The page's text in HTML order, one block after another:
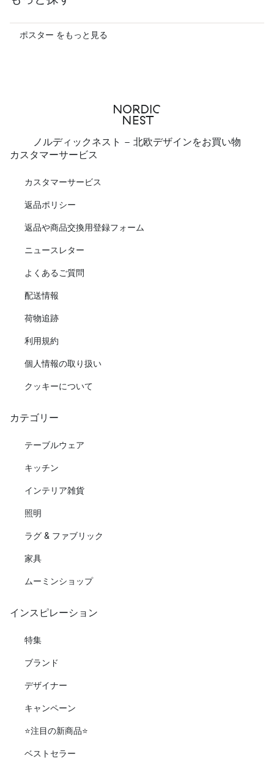
ポスター をもっと見る
ノルディックネスト - 北欧デザインをお買い物
カスタマーサービス
カスタマーサービス
返品ポリシー
返品や商品交換用登録フォーム
ニュースレター
よくあるご質問
配送情報
荷物追跡
利用規約
個人情報の取り扱い
クッキーについて
カテゴリー
テーブルウェア
キッチン
インテリア雑貨
照明
ラグ & ファブリック
家具
ムーミンショップ
インスピレーション
特集
ブランド
デザイナー
キャンペーン
⭐️注目の新商品⭐️
ベストセラー